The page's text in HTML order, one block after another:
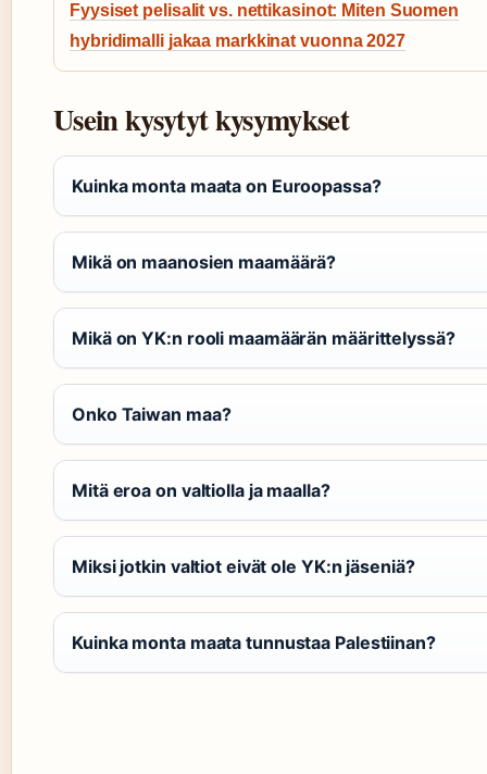
Fyysiset pelisalit vs. nettikasinot: Miten Suomen
hybridimalli jakaa markkinat vuonna 2027
Usein kysytyt kysymykset
Kuinka monta maata on Euroopassa?
Mikä on maanosien maamäärä?
Mikä on YK:n rooli maamäärän määrittelyssä?
Onko Taiwan maa?
Mitä eroa on valtiolla ja maalla?
Miksi jotkin valtiot eivät ole YK:n jäseniä?
Kuinka monta maata tunnustaa Palestiinan?